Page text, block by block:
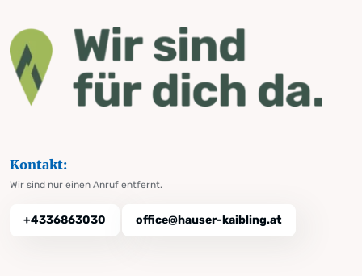
Kontakt:
Wir sind nur einen Anruf entfernt.
+4336863030 office@hauser-kaibling.at